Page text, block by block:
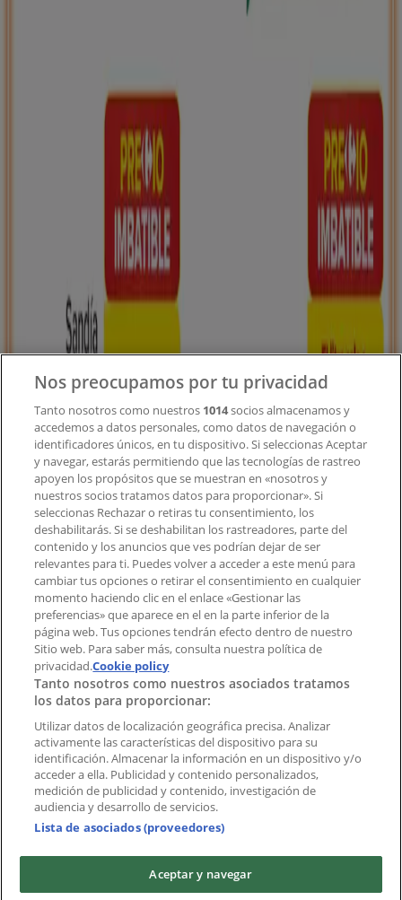
Tiendeo forma parte de Shopfully, la empresa
tecnológica que está reinventando las compras locales
en todo el mundo.
¿Qué hacemos?
Soluciones para empresas
Noticias y prensa
Trabaja con nosotros
Contacto
Contacto comercial y de marketing
Tienda mal colocada en el mapa
Notificar un folleto
¿Encontraste un problema en la web o en la
aplicación?
Índices
Marcas
Negocios
Negocios cercanos
Productos
Ciudades
Descargar la APP Tiendeo
Nos preocupamos por tu privacidad
Tanto nosotros como nuestros 1014socios almacenamos y
accedemos a datos personales, como datos de navegación o
identificadores únicos, en tu dispositivo. Si seleccionas Aceptar
y navegar, estarás permitiendo que las tecnologías de rastreo
apoyen los propósitos que se muestran en «nosotros y
nuestros socios tratamos datos para proporcionar». Si
seleccionas Rechazar o retiras tu consentimiento, los
deshabilitarás. Si se deshabilitan los rastreadores, parte del
contenido y los anuncios que ves podrían dejar de ser
relevantes para ti. Puedes volver a acceder a este menú para
cambiar tus opciones o retirar el consentimiento en cualquier
momento haciendo clic en el enlace «Gestionar las
preferencias» que aparece en el en la parte inferior de la
página web. Tus opciones tendrán efecto dentro de nuestro
Sitio web. Para saber más, consulta nuestra política de
privacidad.Cookie policy
Tanto nosotros como nuestros asociados tratamos
los datos para proporcionar:
Utilizar datos de localización geográfica precisa. Analizar
activamente las características del dispositivo para su
identificación. Almacenar la información en un dispositivo y/o
acceder a ella. Publicidad y contenido personalizados,
medición de publicidad y contenido, investigación de
audiencia y desarrollo de servicios.
Lista de asociados (proveedores)
Aceptar y navegar